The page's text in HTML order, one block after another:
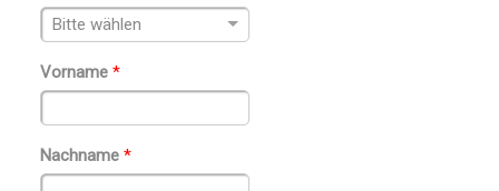
Vorname *
Nachname *